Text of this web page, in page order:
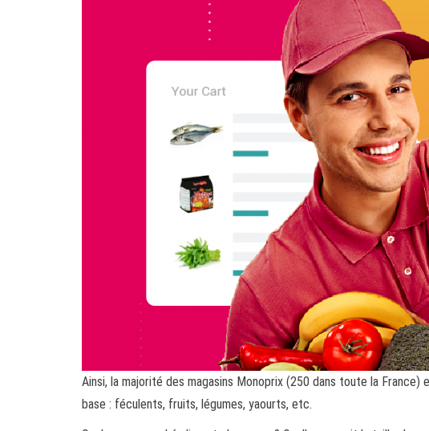
Ainsi, la majorité des magasins Monoprix (250 dans toute la
base : féculents, fruits, légumes, yaourts, etc.